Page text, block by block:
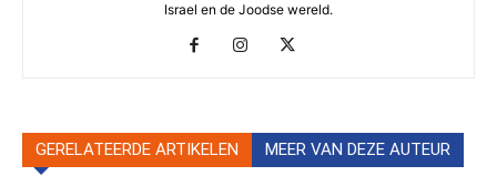
Israel en de Joodse wereld.
GERELATEERDE ARTIKELEN MEER VAN DEZE AUTEUR